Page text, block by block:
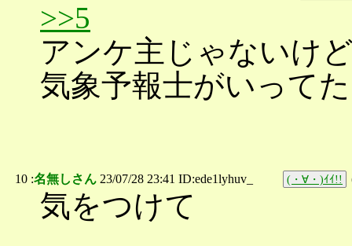
>>5
アンケ主じゃないけ
気象予報士がいって
10 :名無しさん 23/07/28 23:41 ID:ede1lyhuv_ (・∀・)ｲｲ!!
気をつけて